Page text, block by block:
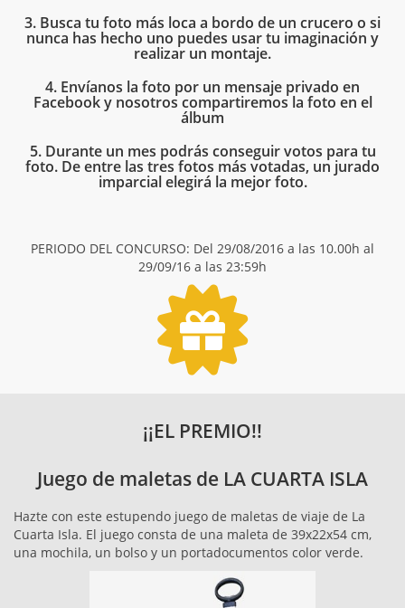
3. Busca tu foto más loca a bordo de un crucero o si
nunca has hecho uno puedes usar tu imaginación y
realizar un montaje.
4. Envíanos la foto por un mensaje privado en
Facebook y nosotros compartiremos la foto en el
álbum
5. Durante un mes podrás conseguir votos para tu
foto. De entre las tres fotos más votadas, un jurado
imparcial elegirá la mejor foto.
PERIODO DEL CONCURSO: Del 29/08/2016 a las 10.00h al
29/09/16 a las 23:59h
¡¡EL PREMIO!!
Juego de maletas de LA CUARTA ISLA
Hazte con este estupendo juego de maletas de viaje de La
Cuarta Isla. El juego consta de una maleta de 39x22x54 cm,
una mochila, un bolso y un portadocumentos color verde.